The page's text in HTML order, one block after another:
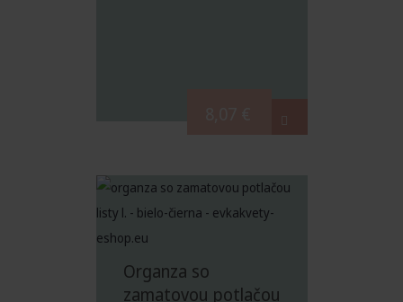
Organza so
zamatovou potlačou